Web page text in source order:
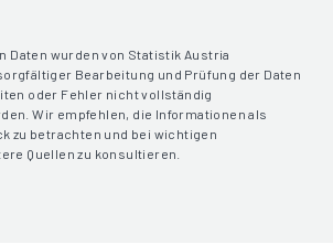
Daten wurden von Statistik Austria
Bearbeitung und Prüfung der Daten
oder Fehler nicht vollständig
Wir empfehlen, die Informationen als
zu betrachten und bei wichtigen
Quellen zu konsultieren.